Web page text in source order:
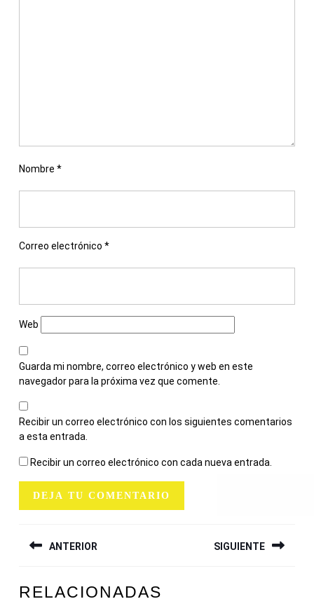
Nombre *
Correo electrónico *
Web
Guarda mi nombre, correo electrónico y web en este
navegador para la próxima vez que comente.
Recibir un correo electrónico con los siguientes comentarios
a esta entrada.
Recibir un correo electrónico con cada nueva entrada.
DE
ANTERIOR
anterior:
SIGUIENTE
entrada:
RELACIONADAS